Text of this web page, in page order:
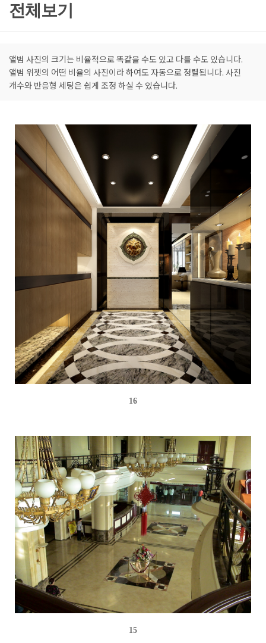
전체보기
앨범 사진의 크기는 비율적으로 똑같을 수도 있고 다를 수도 있습니다.
앨범 위젯의 어떤 비율의 사진이라 하여도 자동으로 정렬됩니다. 사진
개수와 반응형 세팅은 쉽게 조정 하실 수 있습니다.
16
15